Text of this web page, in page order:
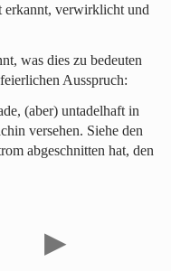
erkannt, verwirklicht und
was dies zu bedeuten
Ausspruch:
(aber) untadelhaft in
versehen. Siehe den
abgeschnitten hat, den
▶